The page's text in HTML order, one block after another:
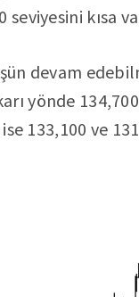
seviyesini kısa
devam
yönde
ise 133,100 ve